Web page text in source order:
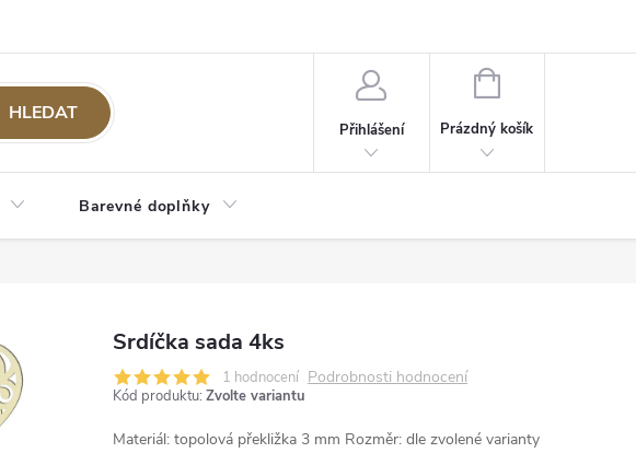
HLEDAT
Přihlášení
NÁKUPNÍ
Prázdný košík
Barevné doplňky
Srdíčka sada 4ks
1 hodnocení Podrobnosti hodnocení
Kód produktu: Zvolte variantu
Materiál: topolová překližka 3 mm Rozměr: dle zvolené varianty